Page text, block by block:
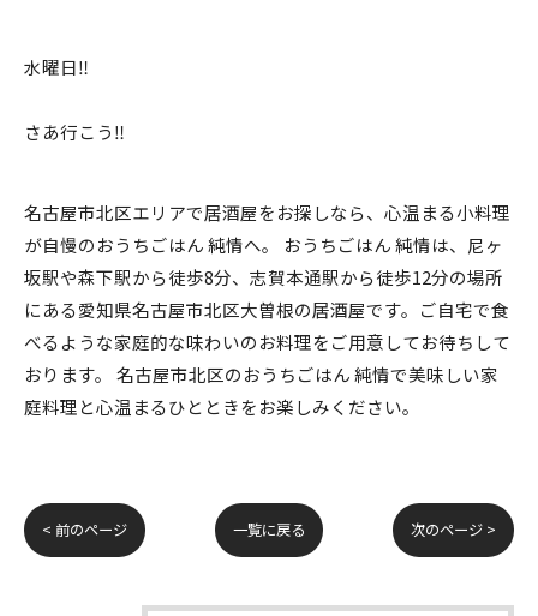
水曜日‼️
さあ行こう‼️
名古屋市北区エリアで居酒屋をお探しなら、心温まる小料理
が自慢のおうちごはん 純情へ。 おうちごはん 純情は、尼ヶ
坂駅や森下駅から徒歩8分、志賀本通駅から徒歩12分の場所
にある愛知県名古屋市北区大曽根の居酒屋です。ご自宅で食
べるような家庭的な味わいのお料理をご用意してお待ちして
おります。 名古屋市北区のおうちごはん 純情で美味しい家
庭料理と心温まるひとときをお楽しみください。
< 前のページ 一覧に戻る 次のページ >